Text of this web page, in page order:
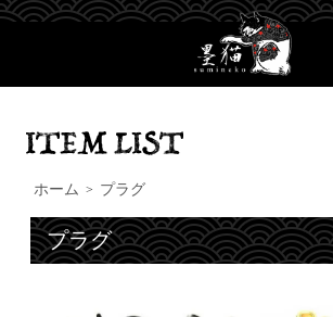
ホーム > プラグ
プラグ